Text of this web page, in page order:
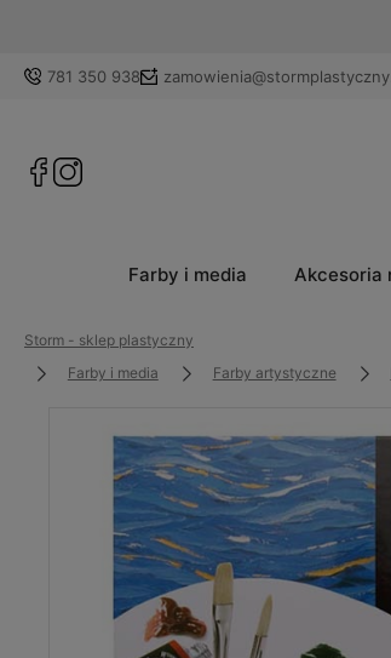
781 350 938
Farby i media Akcesoria
Storm - sklep plastyczny
Farby i media
Farby artystyczne